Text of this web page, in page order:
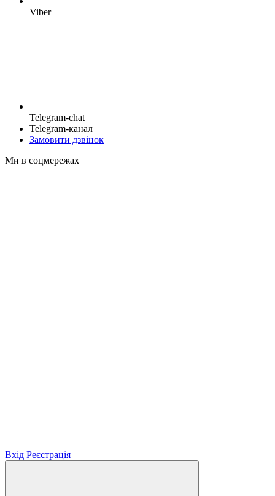
Viber
Telegram-chat
Telegram-канал
Замовити дзвінок
Ми в соцмережах
Вхід Реєстрація